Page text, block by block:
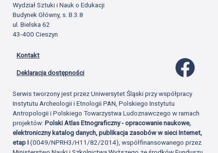
Wydział Sztuki i Nauk o Edukacji
Budynek Główny, s. B.3.8
ul. Bielska 62
43-400 Cieszyn
Kontakt
Deklaracja dostępności
Serwis tworzony jest przez Uniwersytet Śląski przy współpracy
Instytutu Archeologii i Etnologii PAN, Polskiego Instytutu
Antropologii i Polskiego Towarzystwa Ludoznawczego w ramach
projektów:Polski Atlas Etnograficzny - opracowanie naukowe,
elektroniczny katalog danych, publikacja zasobów w sieci Internet,
etap I(0049/NPRH3/H11/82/2014), współfinansowanego przez